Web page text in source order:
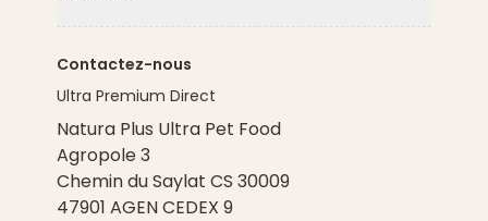
Contactez-nous
Ultra Premium Direct
Natura Plus Ultra Pet Food
Agropole 3
Chemin du Saylat CS 30009
47901 AGEN CEDEX 9